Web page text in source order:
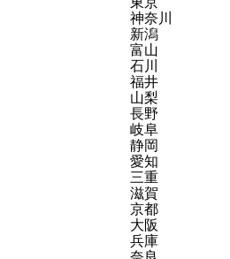
神奈川
新潟
富山
石川
福井
山梨
長野
岐阜
静岡
愛知
三重
滋賀
京都
大阪
兵庫